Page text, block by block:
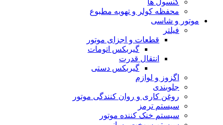
کنسول ها
محفظه کولر و تهویه مطبوع
موتور و شاسی
فیلتر
قطعات و اجزای موتور
گیربکس اتومات
انتقال قدرت
گیربکس دستی
اگزوز و لوازم
جلوبندی
روغن کاری و روان کنندگی موتور
سیستم ترمز
سیستم خنک کننده موتور